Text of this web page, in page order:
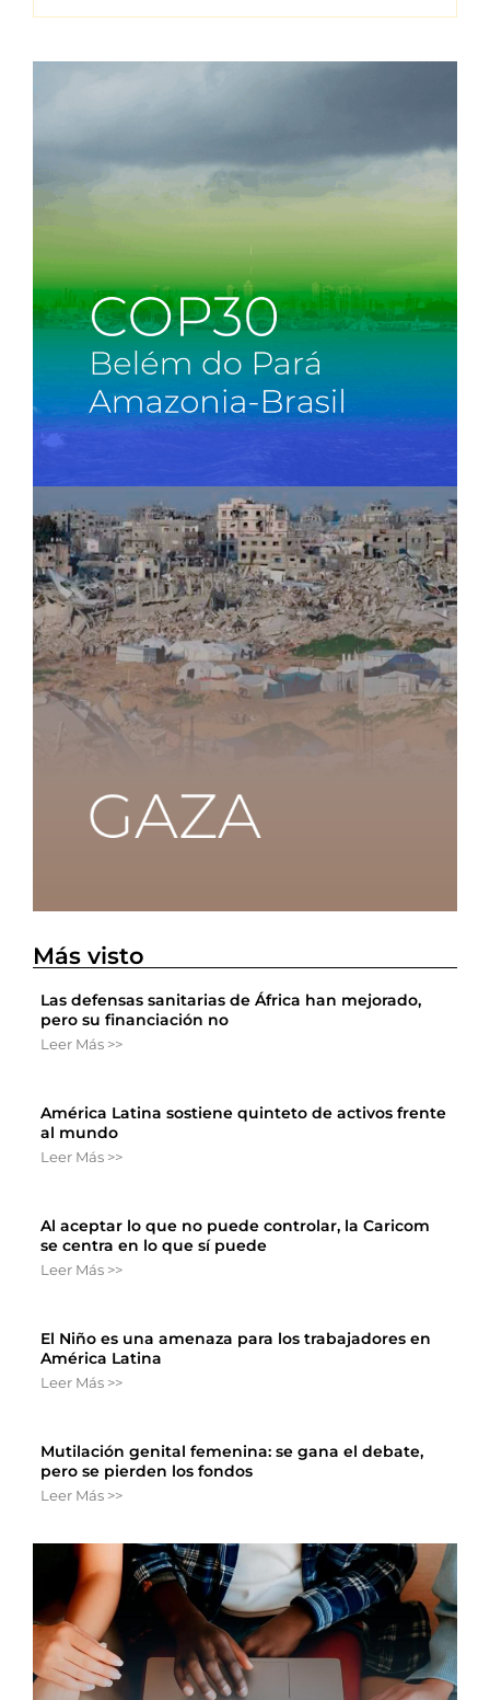
Más visto
Las defensas sanitarias de África han mejorado,
pero su financiación no
Leer Más >>
América Latina sostiene quinteto de activos frente
al mundo
Leer Más >>
Al aceptar lo que no puede controlar, la Caricom
se centra en lo que sí puede
Leer Más >>
El Niño es una amenaza para los trabajadores en
América Latina
Leer Más >>
Mutilación genital femenina: se gana el debate,
pero se pierden los fondos
Leer Más >>